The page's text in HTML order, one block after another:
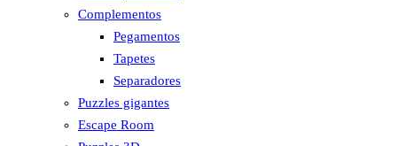
Complementos
Pegamentos
Tapetes
Separadores
Puzzles gigantes
Escape Room